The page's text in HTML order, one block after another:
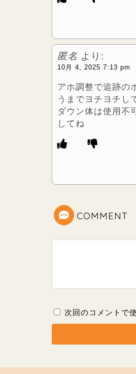
匿名 より:
10月 4, 2025 7:13 pm
アホ調整で追跡の
うまでヨチヨチし
ダウン体は使用不
してね
COMMENT
次回のコメントで